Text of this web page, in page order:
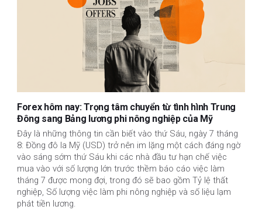
Forex hôm nay: Trọng tâm chuyển từ tình hình Trung
Đông sang Bảng lương phi nông nghiệp của Mỹ
Đây là những thông tin cần biết vào thứ Sáu, ngày 7 tháng
8: Đồng đô la Mỹ (USD) trở nên im lặng một cách đáng ngờ
vào sáng sớm thứ Sáu khi các nhà đầu tư hạn chế việc
mua vào với số lượng lớn trước thềm báo cáo việc làm
tháng 7 được mong đợi, trong đó sẽ bao gồm Tỷ lệ thất
nghiệp, Số lượng việc làm phi nông nghiệp và số liệu lạm
phát tiền lương.